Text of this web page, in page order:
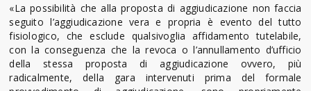
«La possibilità che alla proposta di aggiudicazione non faccia
seguito l’aggiudicazione vera e propria è evento del tutto
fisiologico, che esclude qualsivoglia affidamento tutelabile,
con la conseguenza che la revoca o l’annullamento d’ufficio
della stessa proposta di aggiudicazione ovvero, più
radicalmente, della gara intervenuti prima del formale